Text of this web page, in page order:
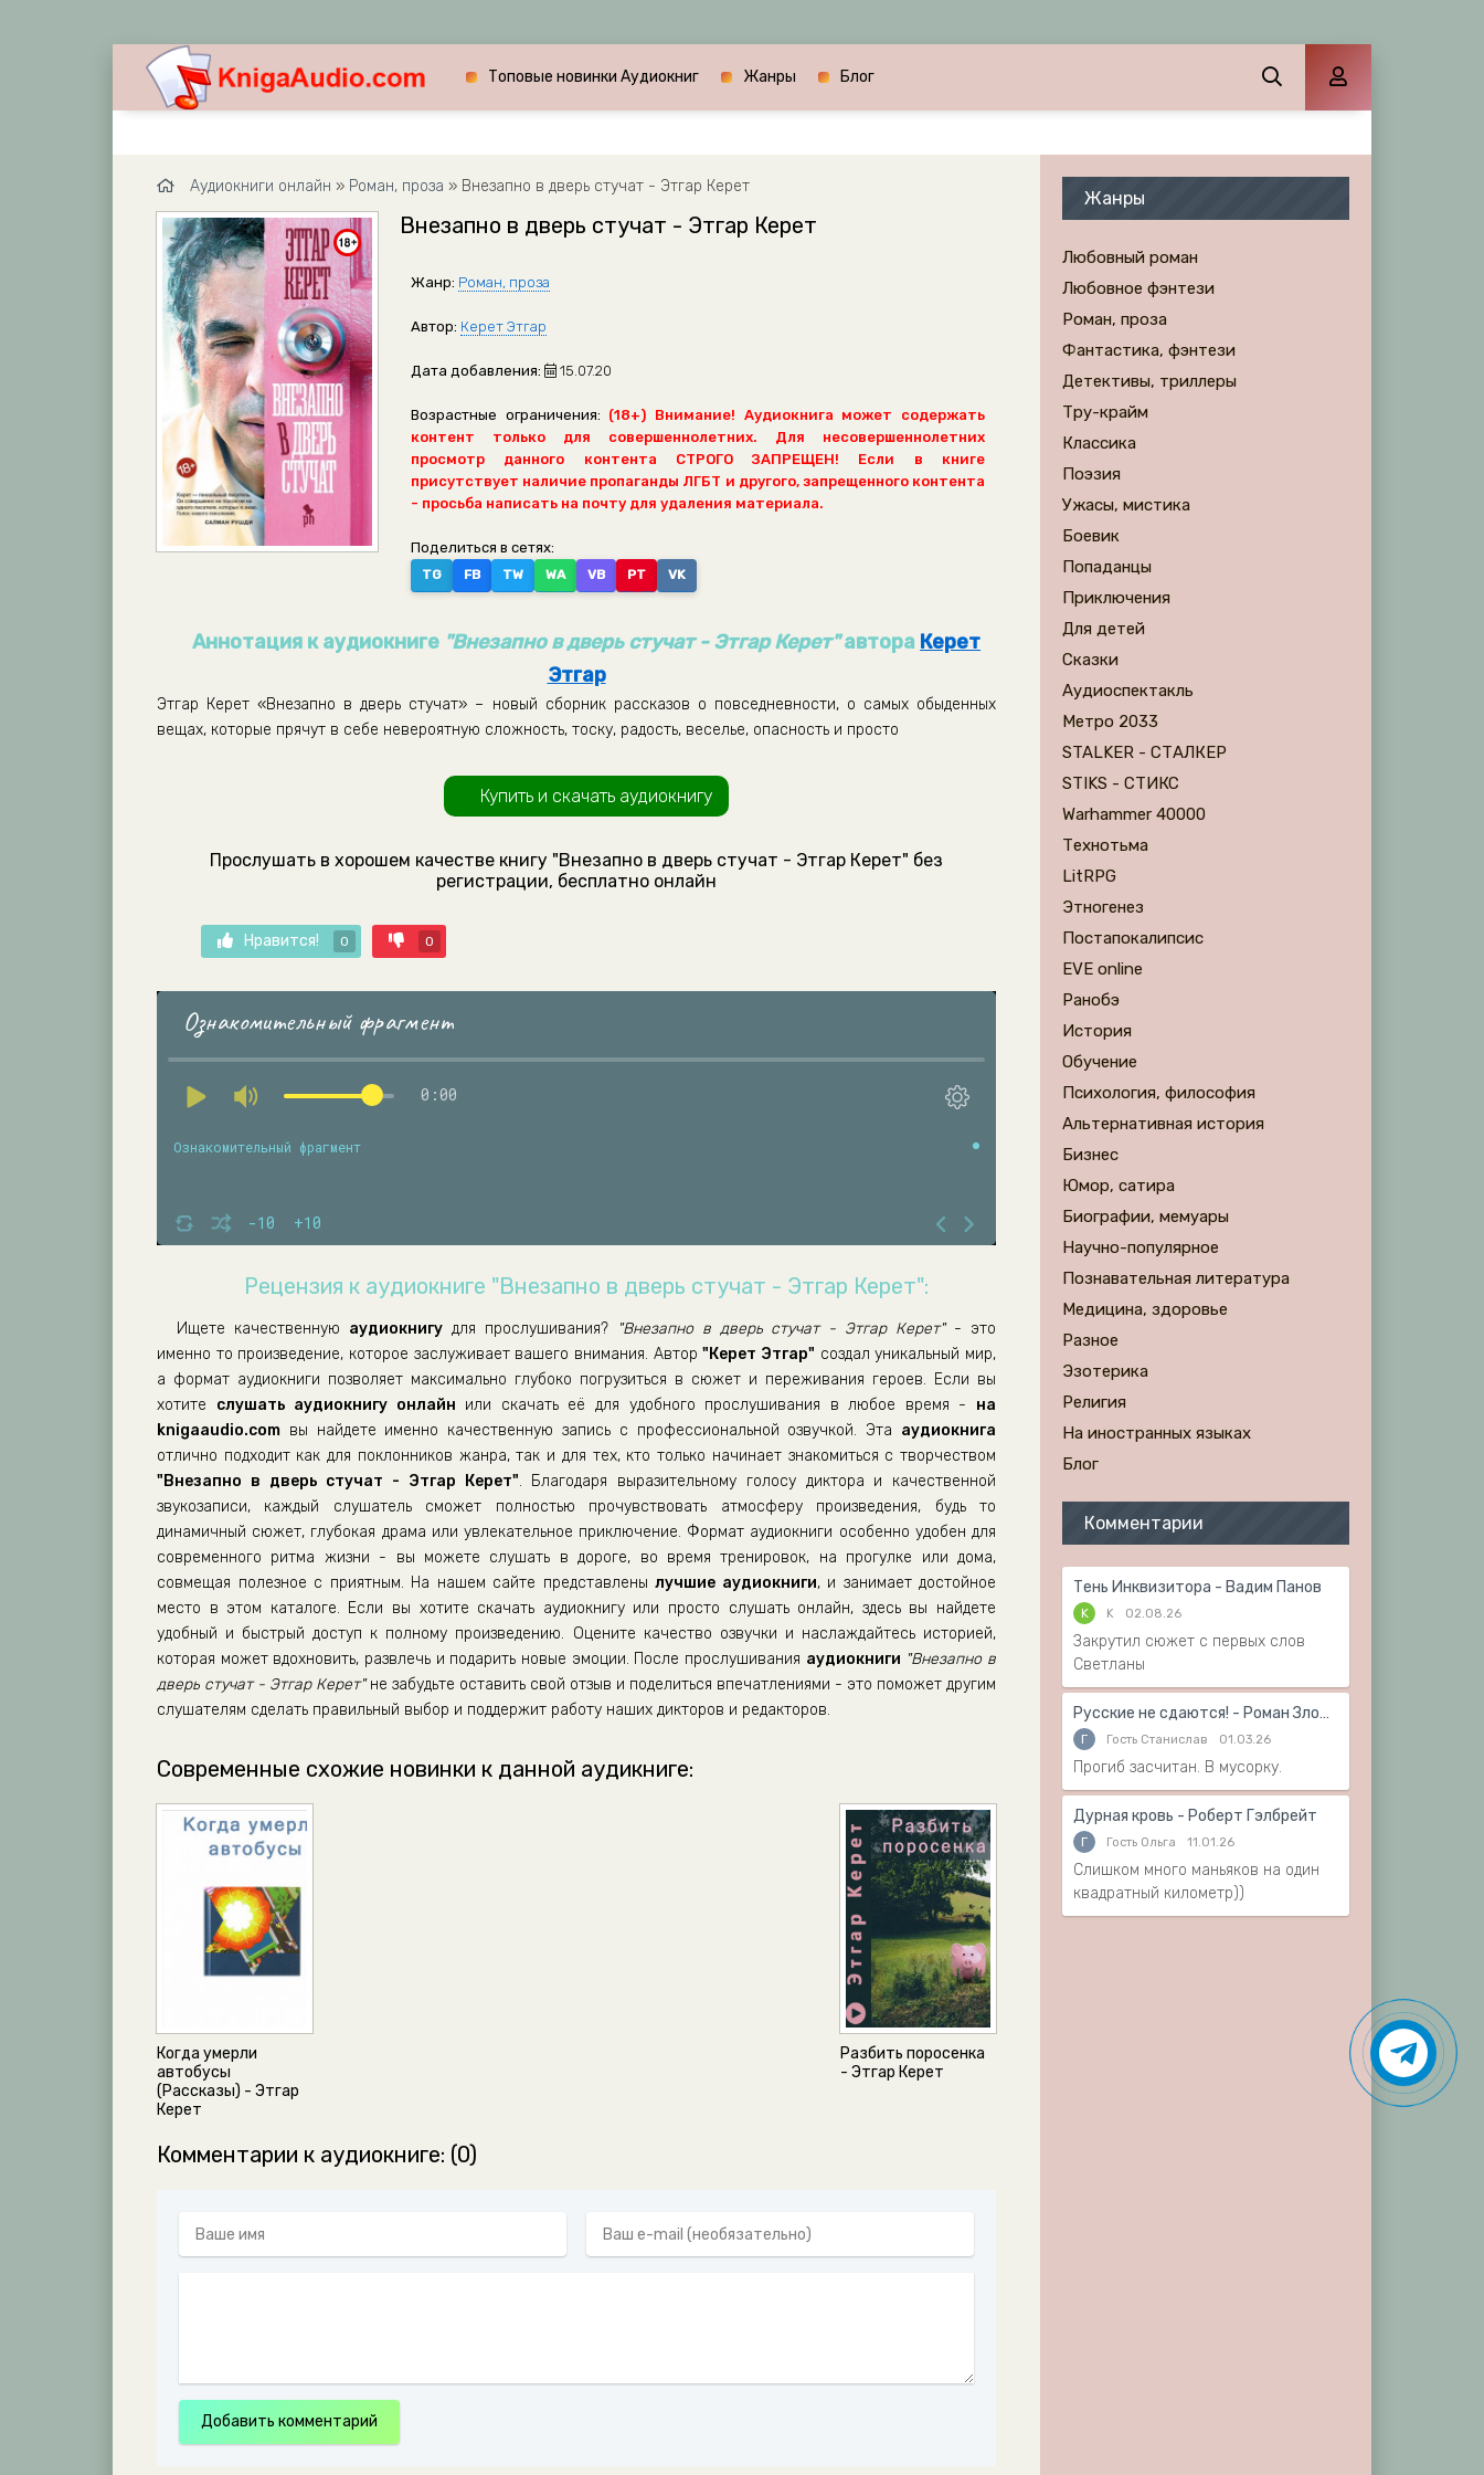
Топовые новинки Аудиокниг Жанры Блог
Аудиокниги онлайн » Роман, проза » Внезапно в дверь стучат - Этгар Керет
Внезапно в дверь стучат - Этгар Керет
Жанр: Роман, проза
Автор: Керет Этгар
Дата добавления: 15.07.20
Возрастные ограничения: (18+) Внимание! Аудиокнига может содержать
контент только для совершеннолетних. Для несовершеннолетних
просмотр данного контента СТРОГО ЗАПРЕЩЕН! Если в книге
присутствует наличие пропаганды ЛГБТ и другого, запрещенного контента
- просьба написать на почту для удаления материала.
Поделиться в сетях:
TG FB TW WA VB PT VK
Аннотация к аудиокниге "Внезапно в дверь стучат - Этгар Керет"автора Керет
Этгар
Этгар Керет «Внезапно в дверь стучат» – новый сборник рассказов о повседневности, о самых обыденных
вещах, которые прячут в себе невероятную сложность, тоску, радость, веселье, опасность и просто
Купить и скачать аудиокнигу
Прослушать в хорошем качестве книгу "Внезапно в дверь стучат - Этгар Керет" без
регистрации, бесплатно онлайн
Нравится! 0 0
Ознакомительный фрагмент
0:00
-10 +10
Ознакомительный фрагмент
Рецензия к аудиокниге "Внезапно в дверь стучат - Этгар Керет":
Ищете качественную аудиокнигу для прослушивания? "Внезапно в дверь стучат - Этгар Керет"- это
именно то произведение, которое заслуживает вашего внимания. Автор"Керет Этгар" создал уникальный мир,
а формат аудиокниги позволяет максимально глубоко погрузиться в сюжет и переживания героев. Если вы
хотите слушать аудиокнигу онлайн или скачать её для удобного прослушивания в любое время - на
knigaaudio.com вы найдете именно качественную запись с профессиональной озвучкой. Эта аудиокнига
отлично подходит как для поклонников жанра, так и для тех, кто только начинает знакомиться с творчеством
"Внезапно в дверь стучат - Этгар Керет". Благодаря выразительному голосу диктора и качественной
звукозаписи, каждый слушатель сможет полностью прочувствовать атмосферу произведения, будь то
динамичный сюжет, глубокая драма или увлекательное приключение. Формат аудиокниги особенно удобен для
современного ритма жизни - вы можете слушать в дороге, во время тренировок, на прогулке или дома,
совмещая полезное с приятным. На нашем сайте представлены лучшие аудиокниги, и занимает достойное
место в этом каталоге. Если вы хотите скачать аудиокнигу или просто слушать онлайн, здесь вы найдете
удобный и быстрый доступ к полному произведению. Оцените качество озвучки и наслаждайтесь историей,
которая может вдохновить, развлечь и подарить новые эмоции. После прослушивания аудиокниги "Внезапно в
дверь стучат - Этгар Керет"не забудьте оставить свой отзыв и поделиться впечатлениями - это поможет другим
слушателям сделать правильный выбор и поддержит работу наших дикторов и редакторов.
Современные схожие новинки к данной аудикниге:
Когда умерли
автобусы
(Рассказы) - Этгар
Керет
Разбить поросенка
- Этгар Керет
Комментарии к аудиокниге: (0)
Добавить комментарий
Жанры
Любовный роман
Любовное фэнтези
Роман, проза
Фантастика, фэнтези
Детективы, триллеры
Тру-крайм
Классика
Поэзия
Ужасы, мистика
Боевик
Попаданцы
Приключения
Для детей
Сказки
Аудиоспектакль
Метро 2033
STALKER - СТАЛКЕР
STIKS - СТИКС
Warhammer 40000
Технотьма
LitRPG
Этногенез
Постапокалипсис
EVE online
Ранобэ
История
Обучение
Психология, философия
Альтернативная история
Бизнес
Юмор, сатира
Биографии, мемуары
Научно-популярное
Познавательная литература
Медицина, здоровье
Разное
Эзотерика
Религия
На иностранных языках
Блог
Комментарии
Тень Инквизитора - Вадим Панов
K K 02.08.26
Закрутил сюжет с первых слов
Светланы
Русские не сдаются! - Роман Злотников
Г Гость Станислав 01.03.26
Прогиб засчитан. В мусорку.
Дурная кровь - Роберт Гэлбрейт
Г Гость Ольга 11.01.26
Слишком много маньяков на один
квадратный километр))